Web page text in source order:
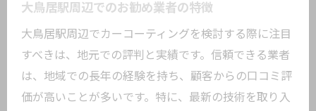
大鳥居駅周辺でのお勧め業者の特徴
大鳥居駅周辺でカーコーティングを検討する際に注目
すべきは、地元での評判と実績です。信頼できる業者
は、地域での長年の経験を持ち、顧客からの口コミ評
価が高いことが多いです。特に、最新の技術を取り入